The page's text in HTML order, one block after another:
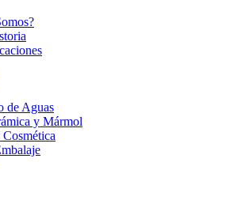
de Aguas
y Mármol